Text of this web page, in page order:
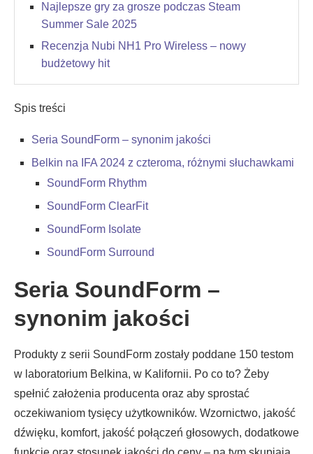
Najlepsze gry za grosze podczas Steam
Summer Sale 2025
Recenzja Nubi NH1 Pro Wireless – nowy
budżetowy hit
Spis treści
Seria SoundForm – synonim jakości
Belkin na IFA 2024 z czteroma, różnymi słuchawkami
SoundForm Rhythm
SoundForm ClearFit
SoundForm Isolate
SoundForm Surround
Seria SoundForm –
synonim jakości
Produkty z serii SoundForm zostały poddane 150 testom
w laboratorium Belkina, w Kalifornii. Po co to? Żeby
spełnić założenia producenta oraz aby sprostać
oczekiwaniom tysięcy użytkowników. Wzornictwo, jakość
dźwięku, komfort, jakość połączeń głosowych, dodatkowe